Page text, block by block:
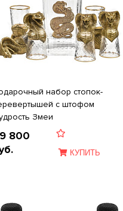
набор стопок-
c штофом
Змеи
800
КУПИТЬ